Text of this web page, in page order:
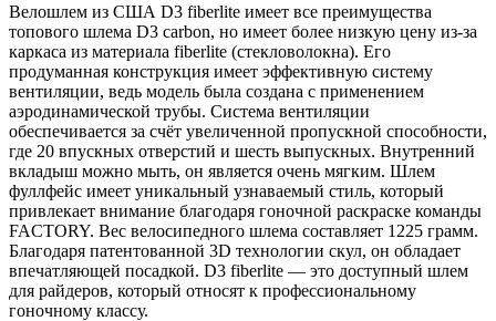
Велошлем из США D3 fiberlite имеет все преимущества
топового шлема D3 carbon, но имеет более низкую цену из-за
каркаса из материала fiberlite (стекловолокна). Его
продуманная конструкция имеет эффективную систему
вентиляции, ведь модель была создана с применением
аэродинамической трубы. Система вентиляции
обеспечивается за счёт увеличенной пропускной способности,
где 20 впускных отверстий и шесть выпускных. Внутренний
вкладыш можно мыть, он является очень мягким. Шлем
фуллфейс имеет уникальный узнаваемый стиль, который
привлекает внимание благодаря гоночной раскраске команды
FACTORY. Вес велосипедного шлема составляет 1225 грамм.
Благодаря патентованной 3D технологии скул, он обладает
впечатляющей посадкой. D3 fiberlite — это доступный шлем
для райдеров, который относят к профессиональному
гоночному классу.